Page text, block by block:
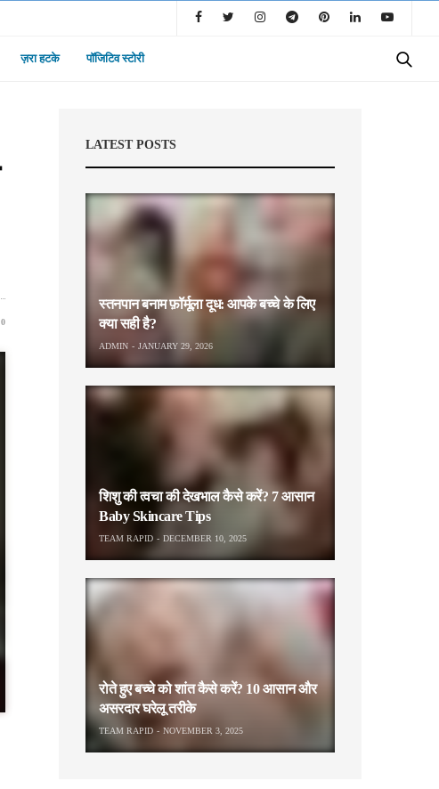
ज़रा हटके पॉजिटिव स्टोरी
0
LATEST POSTS
स्तनपान बनाम फ़ॉर्मूला दूध: आपके बच्चे के लिए
क्या सही है?
ADMIN JANUARY 29, 2026
शिशु की त्वचा की देखभाल कैसे करें? 7 आसान
Baby Skincare Tips
TEAM RAPID DECEMBER 10, 2025
रोते हुए बच्चे को शांत कैसे करें? 10 आसान और
असरदार घरेलू तरीके
TEAM RAPID NOVEMBER 3, 2025